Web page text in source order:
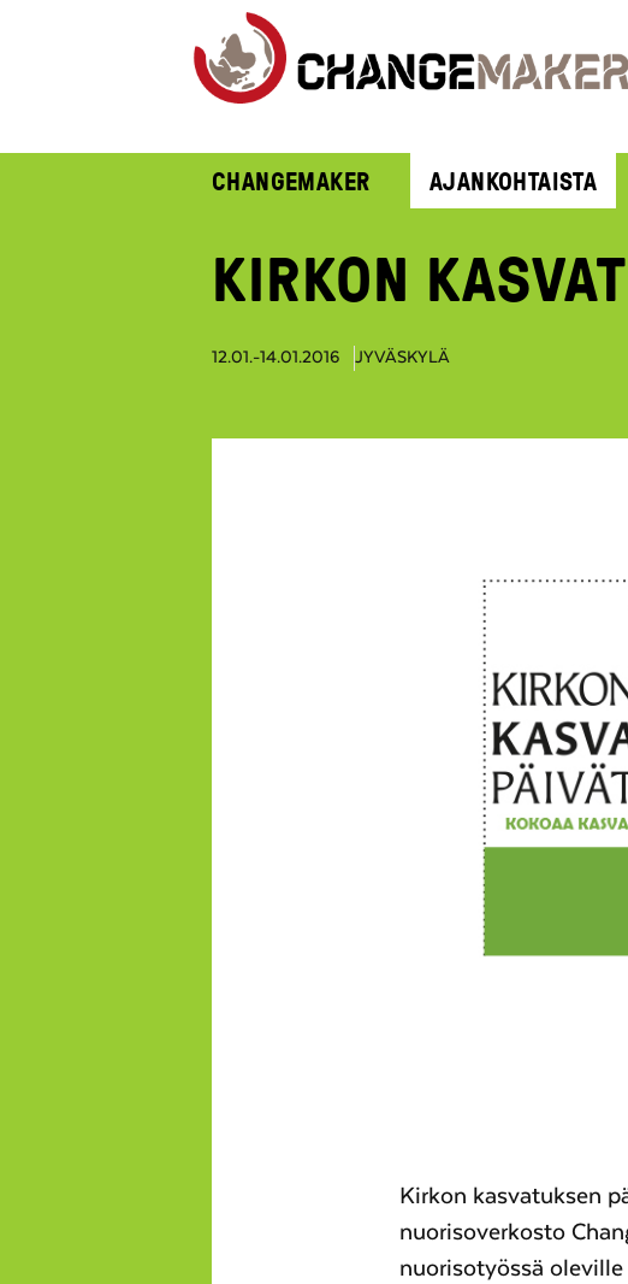
CHANGEMAKER AJANKOHTAISTA
KIRKON
12.01.-14.01.2016 JYVÄSKYLÄ
Kirkon kasvatuksen
nuorisoverkosto
nuorisotyössä